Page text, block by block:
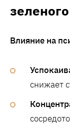
Влияние на
снижает